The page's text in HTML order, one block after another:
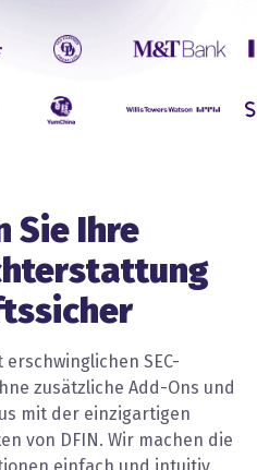
condensed consolidated
statements contain all
Sie Ihre
SEC-
zusätzliche Add-Ons und
mit der einzigartigen
von DFIN. Wir machen die